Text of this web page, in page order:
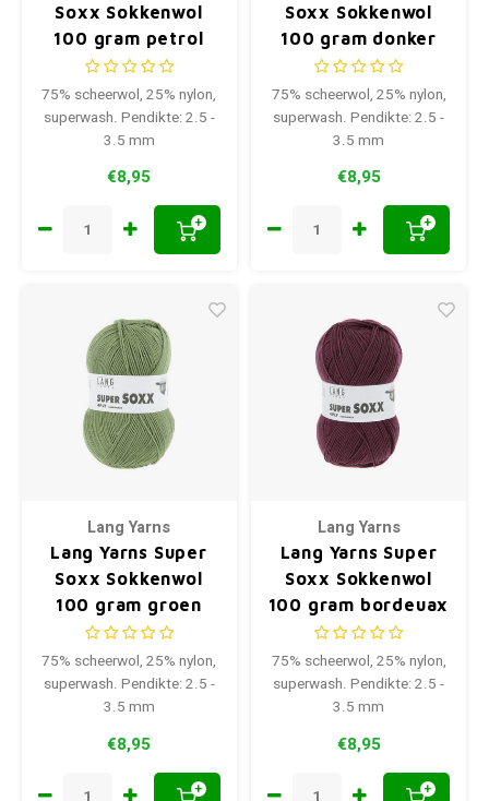
Soxx Sokkenwol
100 gram petrol
0088
75% scheerwol, 25% nylon,
superwash. Pendikte: 2.5 -
3.5 mm
€8,95
+
Soxx Sokkenwol
100 gram donker
petrol 0188
75% scheerwol, 25% nylon,
superwash. Pendikte: 2.5 -
3.5 mm
€8,95
+
Lang Yarns
Lang Yarns Super
Soxx Sokkenwol
100 gram groen
0098
75% scheerwol, 25% nylon,
superwash. Pendikte: 2.5 -
3.5 mm
€8,95
+
Lang Yarns
Lang Yarns Super
Soxx Sokkenwol
100 gram bordeuax
0064
75% scheerwol, 25% nylon,
superwash. Pendikte: 2.5 -
3.5 mm
€8,95
+